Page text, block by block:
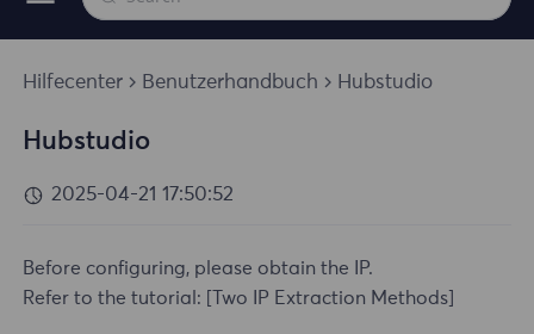
Hilfecenter Benutzerhandbuch Hubstudio
Hubstudio
2025-04-21 17:50:52
Before configuring, please obtain the IP.
Refer to the tutorial: [Two IP Extraction Methods]